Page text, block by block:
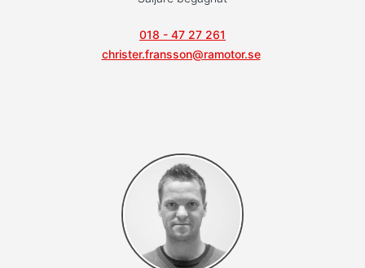
018 - 47 27 261
christer.fransson@ramotor.se